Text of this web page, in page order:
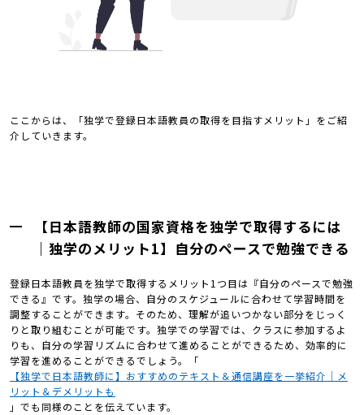
ここからは、「独学で登録日本語教員の取得を目指すメリット」をご紹
介していきます。
【日本語教師の国家資格を独学で取得するには
｜独学のメリット1】自分のペースで勉強できる
登録日本語教員を独学で取得するメリット1つ目は『自分のペースで勉強
できる』です。独学の場合、自分のスケジュールに合わせて学習時間を
調整することができます。そのため、理解が追いつかない部分をじっく
りと取り組むことが可能です。独学での学習では、クラスに参加するよ
りも、自分の学習リズムに合わせて進めることができるため、効率的に
学習を進めることができるでしょう。「
【独学で日本語教師に】おすすめのテキスト＆通信講座を一挙紹介｜メ
リット＆デメリットも
」でも同様のことを伝えています。